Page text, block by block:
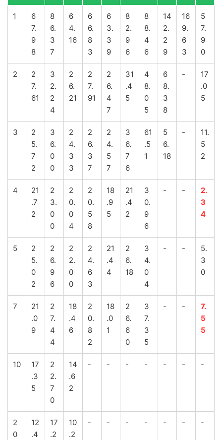
1
6
7.
9
8
8
6.
3
7
6
4.
16
6
6.
8
3
6
3.
3
9
8
2.
9
6
8
8.
4
6
14
2.
2
9
16
9.
6
3
5
7.
9
0
2
2
7.
61
3
2.
2
4
2
6.
21
2
7.
91
2
6.
4
7
31
.4
5
4
8.
0
5
6
8.
3
8
-
17
.0
5
3
2
5.
7
2
3
6.
0
0
2
4.
3
3
2
6.
3
7
2
4.
5
7
3
6.
7
6
61
.5
1
5
6.
18
-
11.
5
2
4
21
.7
2
2
3.
0
0
2
0.
0
4
2
0.
5
8
18
.9
5
21
.4
2
3
0.
9
6
- -
2.
3
4
5
2
5.
0
2
2
6.
9
6
2
2.
0
0
2
4.
6
3
21
.4
4
2
6.
18
3
4.
0
4
- -
5.
3
0
7
21
.0
9
2
7.
4
4
18
.4
6
2
0.
8
2
18
.0
1
2
6.
6
0
3
7.
3
5
- -
7.
5
5
10
17
.3
5
2
2.
7
0
14
.6
2
- - - - - - -
2
0
12
.4
17
.2
10
.2
- - - - - - -